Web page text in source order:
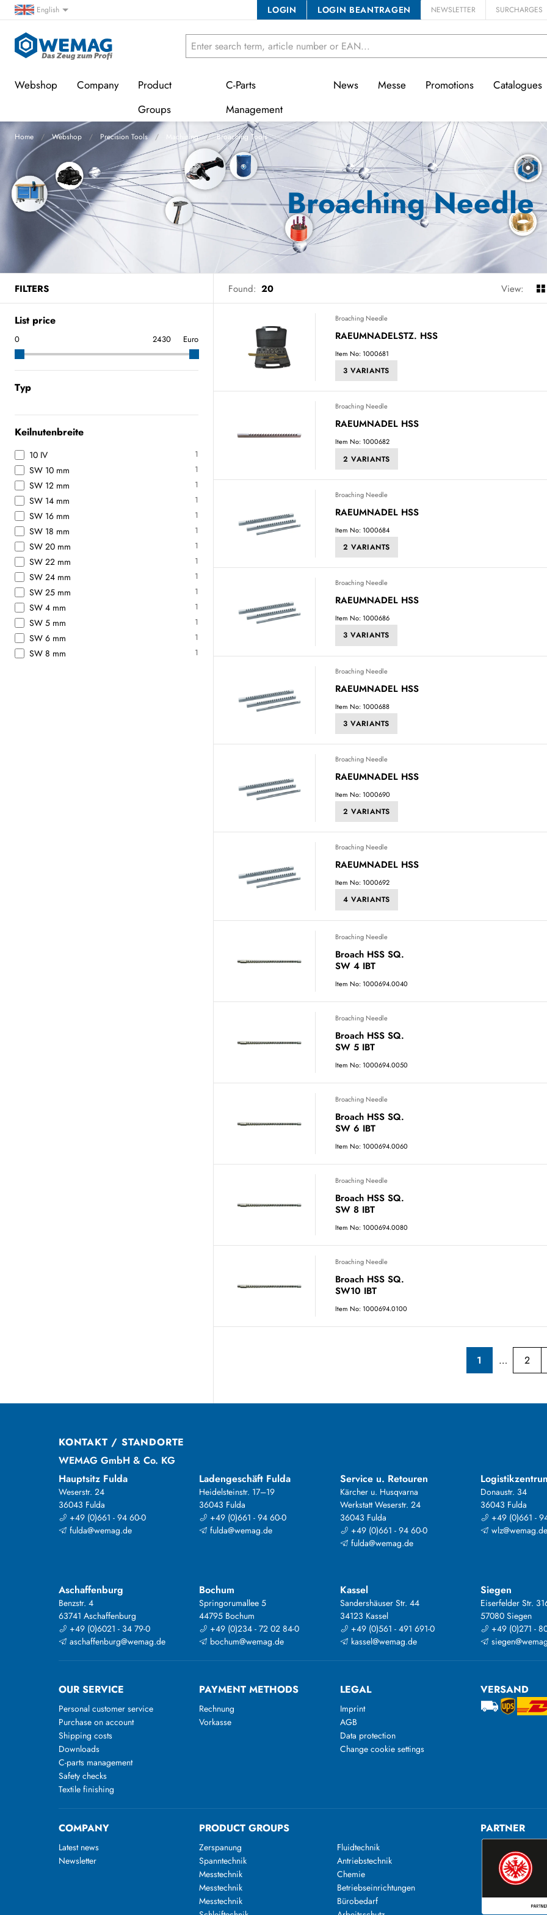
English LOGIN LOGIN BEANTRAGEN NEWSLETTER SURCHARGES
Webshop Company
Product
Groups
C-Parts
Management
News Messe Promotions Catalogues
Home Webshop Precision Tools Machining Broaching Tools
Broaching Needle
FILTERS Found: 20 View:
List price
Euro
Typ
Keilnutenbreite
10 IV 1
SW 10 mm 1
SW 12 mm 1
SW 14 mm 1
SW 16 mm 1
SW 18 mm 1
SW 20 mm 1
SW 22 mm 1
SW 24 mm 1
SW 25 mm 1
SW 4 mm 1
SW 5 mm 1
SW 6 mm 1
SW 8 mm 1
Broaching Needle
RAEUMNADELSTZ. HSS
Item No: 1000681
3 VARIANTS
Broaching Needle
RAEUMNADEL HSS
Item No: 1000682
2 VARIANTS
Broaching Needle
RAEUMNADEL HSS
Item No: 1000684
2 VARIANTS
Broaching Needle
RAEUMNADEL HSS
Item No: 1000686
3 VARIANTS
Broaching Needle
RAEUMNADEL HSS
Item No: 1000688
3 VARIANTS
Broaching Needle
RAEUMNADEL HSS
Item No: 1000690
2 VARIANTS
Broaching Needle
RAEUMNADEL HSS
Item No: 1000692
4 VARIANTS
Broaching Needle
Broach HSS SQ.
SW 4 IBT
Item No: 1000694.0040
Broaching Needle
Broach HSS SQ.
SW 5 IBT
Item No: 1000694.0050
Broaching Needle
Broach HSS SQ.
SW 6 IBT
Item No: 1000694.0060
Broaching Needle
Broach HSS SQ.
SW 8 IBT
Item No: 1000694.0080
Broaching Needle
Broach HSS SQ.
SW10 IBT
Item No: 1000694.0100
1 2
KONTAKT / STANDORTE
WEMAG GmbH & Co. KG
Hauptsitz Fulda
Weserstr. 24
36043 Fulda
+49 (0)661 - 94 60-0
fulda@wemag.de
Ladengeschäft Fulda
Heidelsteinstr. 17–19
36043 Fulda
+49 (0)661 - 94 60-0
fulda@wemag.de
Service u. Retouren
Kärcher u. Husqvarna
Werkstatt Weserstr. 24
36043 Fulda
+49 (0)661 - 94 60-0
fulda@wemag.de
Donaustr. 34
36043 Fulda
+49 (0)661 -
Aschaffenburg
Benzstr. 4
63741 Aschaffenburg
+49 (0)6021 - 34 79-0
aschaffenburg@wemag.de
Bochum
Springorumallee 5
44795 Bochum
+49 (0)234 - 72 02 84-0
bochum@wemag.de
Kassel
Sandershäuser Str. 44
34123 Kassel
+49 (0)561 - 491 691-0
kassel@wemag.de
Siegen
Eiserfelder Str.
57080 Siegen
+49 (0)271 -
OUR SERVICE
Personal customer service
Purchase on account
Shipping costs
Downloads
C-parts management
Safety checks
Textile finishing
PAYMENT METHODS
Rechnung
Vorkasse
LEGAL
Imprint
AGB
Data protection
Change cookie settings
VERSAND
COMPANY
Latest news
Newsletter
PRODUCT GROUPS
Zerspanung
Spanntechnik
Messtechnik
Messtechnik
Messtechnik
Fluidtechnik
Antriebstechnik
Chemie
Betriebseinrichtungen
Bürobedarf
PARTNER